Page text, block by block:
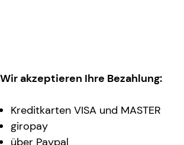
Wir akzeptieren Ihre Bezahlung:
Kreditkarten VISA und MASTER
giropay
über Paypal